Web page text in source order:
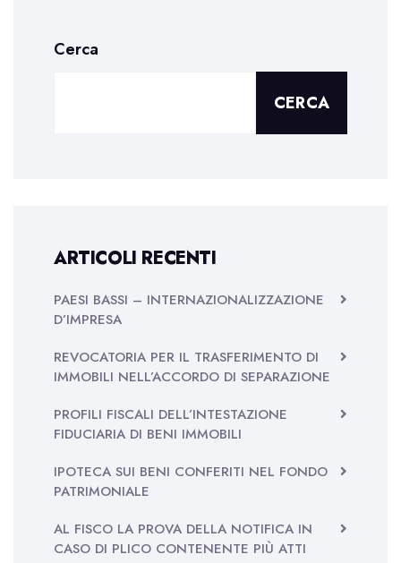
Cerca
CERCA
ARTICOLI RECENTI
PAESI BASSI – INTERNAZIONALIZZAZIONE
D’IMPRESA
REVOCATORIA PER IL TRASFERIMENTO DI
IMMOBILI NELL’ACCORDO DI SEPARAZIONE
PROFILI FISCALI DELL’INTESTAZIONE
FIDUCIARIA DI BENI IMMOBILI
IPOTECA SUI BENI CONFERITI NEL FONDO
PATRIMONIALE
AL FISCO LA PROVA DELLA NOTIFICA IN
CASO DI PLICO CONTENENTE PIÙ ATTI